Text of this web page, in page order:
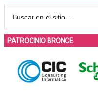
PATROCINIO BRONCE